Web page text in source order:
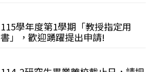
115學年度第1學期「教授指定用
書」，歡迎踴躍提出申請!